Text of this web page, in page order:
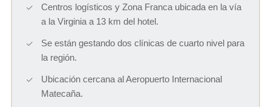
Centros logísticos y Zona Franca ubicada en la vía
a la Virginia a 13 km del hotel.
Se están gestando dos clínicas de cuarto nivel para
la región.
Ubicación cercana al Aeropuerto Internacional
Matecaña.